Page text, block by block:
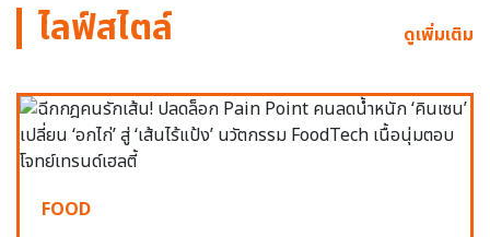
ไลฟ์สไตล์ ดูเพิ่มเติม
FOOD